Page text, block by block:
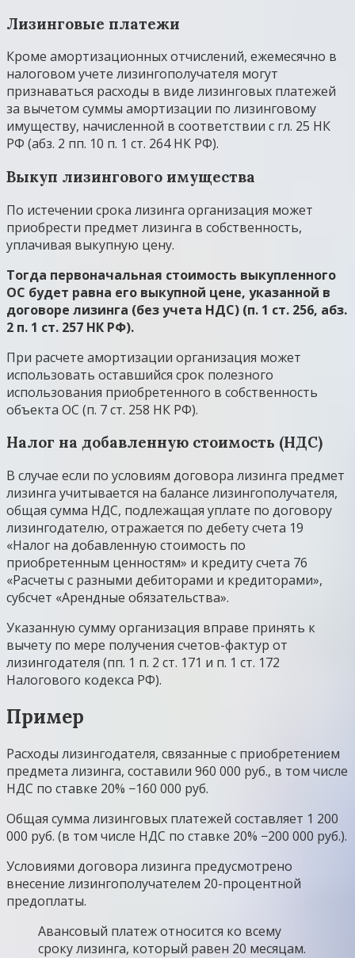
Лизинговые платежи
Кроме амортизационных отчислений, ежемесячно в
налоговом учете лизингополучателя могут
признаваться расходы в виде лизинговых платежей
за вычетом суммы амортизации по лизинговому
имуществу, начисленной в соответствии с гл. 25 НК
РФ (абз. 2 пп. 10 п. 1 ст. 264 НК РФ).
Выкуп лизингового имущества
По истечении срока лизинга организация может
приобрести предмет лизинга в собственность,
уплачивая выкупную цену.
Тогда первоначальная стоимость выкупленного
ОС будет равна его выкупной цене, указанной в
договоре лизинга (без учета НДС) (п. 1 ст. 256, абз.
2 п. 1 ст. 257 НК РФ).
При расчете амортизации организация может
использовать оставшийся срок полезного
использования приобретенного в собственность
объекта ОС (п. 7 ст. 258 НК РФ).
Налог на добавленную стоимость (НДС)
В случае если по условиям договора лизинга предмет
лизинга учитывается на балансе лизингополучателя,
общая сумма НДС, подлежащая уплате по договору
лизингодателю, отражается по дебету счета 19
«Налог на добавленную стоимость по
приобретенным ценностям» и кредиту счета 76
«Расчеты с разными дебиторами и кредиторами»,
субсчет «Арендные обязательства».
Указанную сумму организация вправе принять к
вычету по мере получения счетов-фактур от
лизингодателя (пп. 1 п. 2 ст. 171 и п. 1 ст. 172
Налогового кодекса РФ).
Пример
Расходы лизингодателя, связанные с приобретением
предмета лизинга, составили 960 000 руб., в том числе
НДС по ставке 20% −160 000 руб.
Общая сумма лизинговых платежей составляет 1 200
000 руб. (в том числе НДС по ставке 20% −200 000 руб.).
Условиями договора лизинга предусмотрено
внесение лизингополучателем 20-процентной
предоплаты.
Авансовый платеж относится ко всему
сроку лизинга, который равен 20 месяцам.